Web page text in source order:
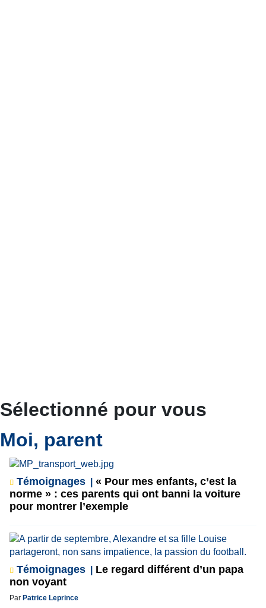
Sélectionné pour vous
Moi, parent
Témoignages
« Pour mes enfants, c’est la
norme » : ces parents qui ont banni la voiture
pour montrer l’exemple
Témoignages
Le regard différent d’un papa
non voyant
Par Patrice Leprince